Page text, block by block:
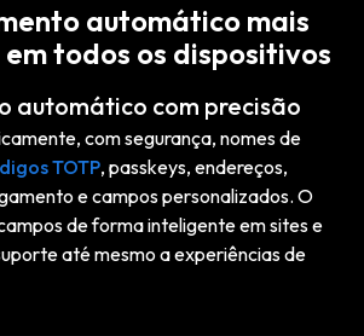
automático mais
todos os dispositivos
automático com precisão
com segurança, nomes de
TOTP, passkeys, endereços,
e campos personalizados. O
de forma inteligente em sites e
até mesmo a experiências de